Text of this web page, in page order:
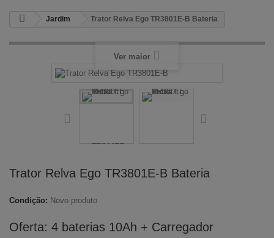
Jardim Trator Relva Ego TR3801E-B Bateria
Ver maior
Trator Relva Ego TR3801E-B Bateria
Condição: Novo produto
Oferta: 4 baterias 10Ah + Carregador